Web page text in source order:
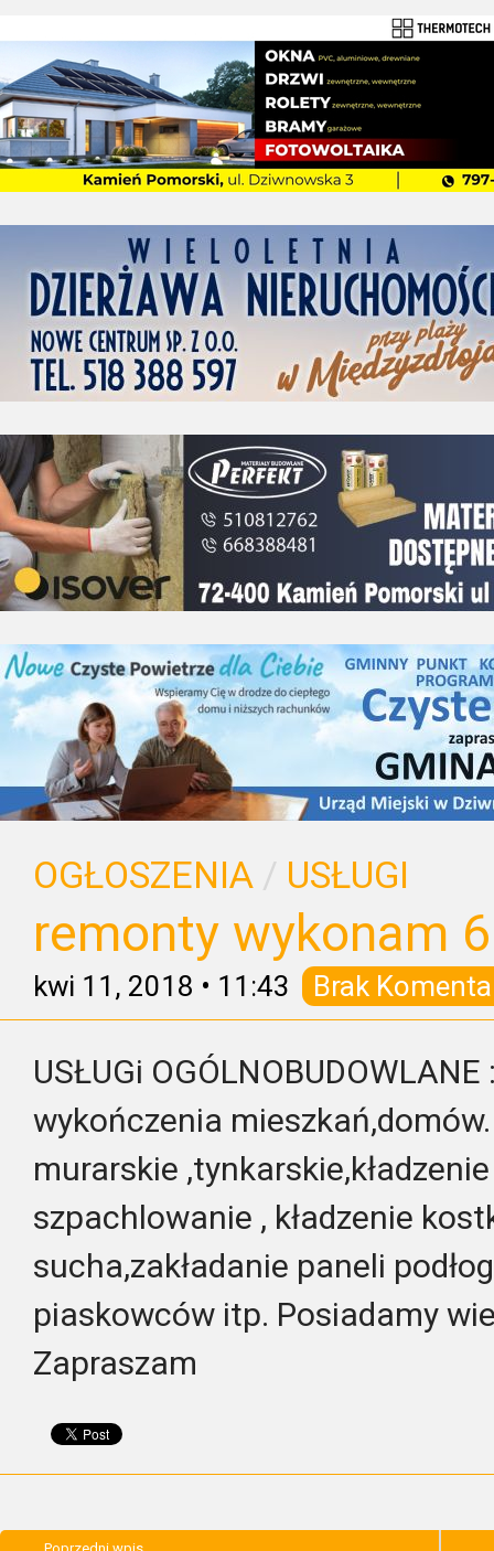
OGŁOSZENIA / USŁUGI
remonty wykonam
kwi 11, 2018 • 11:43 Brak
USŁUGi
wykończenia
murarskie
szpachlowanie , kładzenie
sucha,zakładanie paneli
piaskowców itp. Posiadamy
Zapraszam